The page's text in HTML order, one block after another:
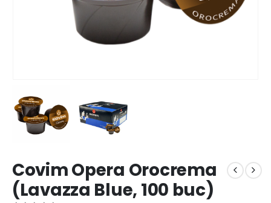
Covim Opera Orocrema
(Lavazza Blue, 100 buc)